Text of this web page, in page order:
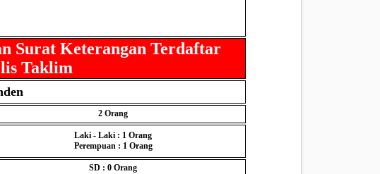
Surat Keterangan Terdaftar
Taklim
2Orang
Laki - Laki : 1Orang
Perempuan : 1 Orang
SD : 0Orang